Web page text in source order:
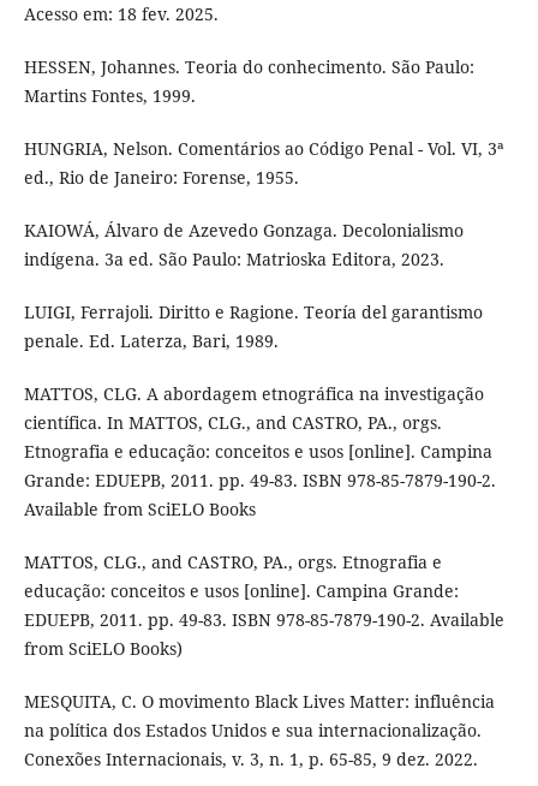
Acesso em: 18 fev. 2025.
HESSEN, Johannes. Teoria do conhecimento. São Paulo:
Martins Fontes, 1999.
HUNGRIA, Nelson. Comentários ao Código Penal - Vol. VI, 3ª
ed., Rio de Janeiro: Forense, 1955.
KAIOWÁ, Álvaro de Azevedo Gonzaga. Decolonialismo
indígena. 3a ed. São Paulo: Matrioska Editora, 2023.
LUIGI, Ferrajoli. Diritto e Ragione. Teoría del garantismo
penale. Ed. Laterza, Bari, 1989.
MATTOS, CLG. A abordagem etnográfica na investigação
científica. In MATTOS, CLG., and CASTRO, PA., orgs.
Etnografia e educação: conceitos e usos [online]. Campina
Grande: EDUEPB, 2011. pp. 49-83. ISBN 978-85-7879-190-2.
Available from SciELO Books
MATTOS, CLG., and CASTRO, PA., orgs. Etnografia e
educação: conceitos e usos [online]. Campina Grande:
EDUEPB, 2011. pp. 49-83. ISBN 978-85-7879-190-2. Available
from SciELO Books)
MESQUITA, C. O movimento Black Lives Matter: influência
na política dos Estados Unidos e sua internacionalização.
Conexões Internacionais, v. 3, n. 1, p. 65-85, 9 dez. 2022.